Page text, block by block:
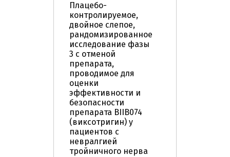
Плацебо-
контролируемое,
двойное слепое,
рандомизированное
исследование фазы
3 с отменой
препарата,
проводимое для
оценки
эффективности и
безопасности
препарата BIIB074
(виксотригин) у
пациентов с
невралгией
тройничного нерва